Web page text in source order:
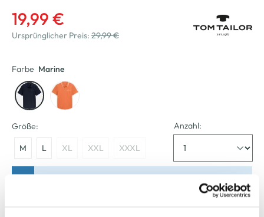
19,99 €
Ursprünglicher Preis: 29,99 €
Farbe Marine
Größe:
M L XL XXL XXXL
Anzahl: